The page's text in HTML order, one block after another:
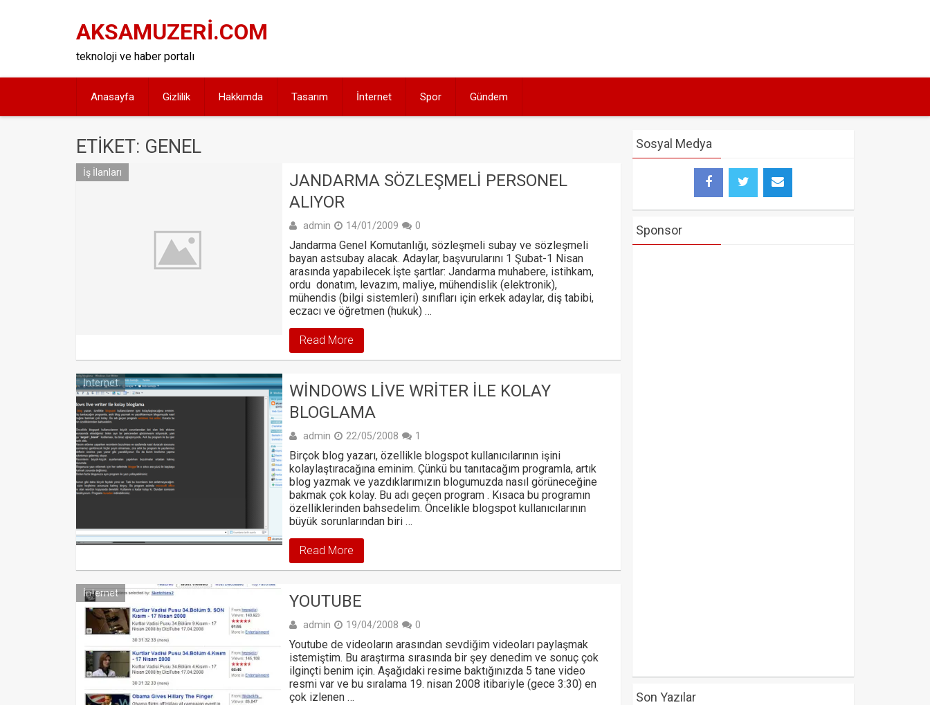
AKSAMUZERİ.COM
teknoloji ve haber portalı
Anasayfa Gizlilik Hakkımda Tasarım İnternet Spor Gündem
ETIKET: GENEL
İş İlanları
JANDARMA SÖZLEŞMELI PERSONEL
ALIYOR
admin 14/01/2009 0
Jandarma Genel Komutanlığı, sözleşmeli subay ve sözleşmeli
bayan astsubay alacak. Adaylar, başvurularını 1 Şubat-1 Nisan
arasında yapabilecek.İşte şartlar: Jandarma muhabere, istihkam,
ordu donatım, levazım, maliye, mühendislik (elektronik),
mühendis (bilgi sistemleri) sınıfları için erkek adaylar, diş tabibi,
eczacı ve öğretmen (hukuk) …
Read More
İnternet
WINDOWS LIVE WRITER ILE KOLAY
BLOGLAMA
admin 22/05/2008 1
Birçok blog yazarı, özellikle blogspot kullanıcılarının işini
kolaylaştıracağına eminim. Çünkü bu tanıtacağım programla, artık
blog yazmak ve yazdıklarımızın blogumuzda nasıl görüneceğine
bakmak çok kolay. Bu adı geçen program . Kısaca bu programın
özelliklerinden bahsedelim. Öncelikle blogspot kullanıcılarının
büyük sorunlarından biri …
Read More
İnternet YOUTUBE
admin 19/04/2008 0
Youtube de videoların arasından sevdiğim videoları paylaşmak
istemiştim. Bu araştırma sırasında bir şey denedim ve sonuç çok
ilginçti benim için. Aşağıdaki resime baktığınızda 5 tane video
resmi var ve bu sıralama 19. nisan 2008 itibariyle (gece 3:30) en
çok izlenen …
Sosyal Medya
Sponsor
Son Yazılar